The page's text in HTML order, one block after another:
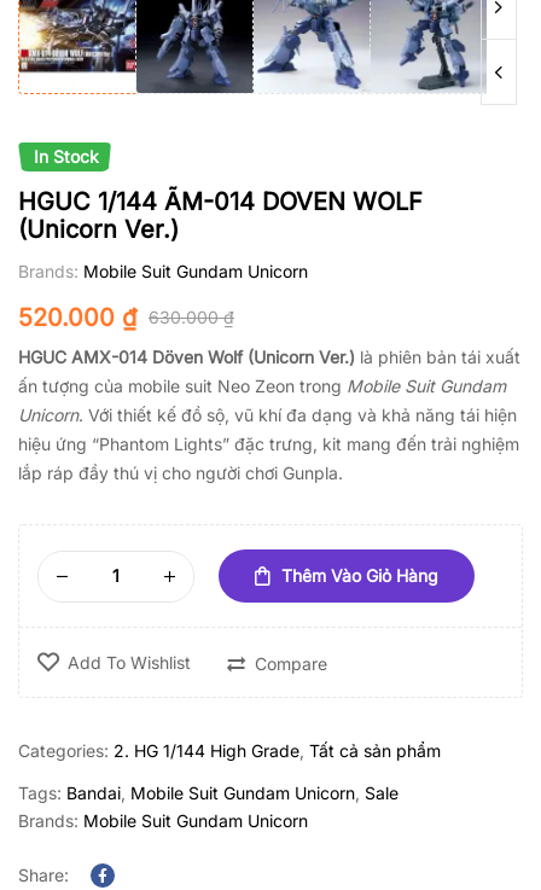
In Stock
HGUC 1/144 ÃM-014 DOVEN WOLF
(Unicorn Ver.)
Brands: Mobile Suit Gundam Unicorn
630.000₫
520.000 ₫
HGUC AMX-014 Döven Wolf (Unicorn Ver.) là phiên bản tái xuất
ấn tượng của mobile suit Neo Zeon trong Mobile Suit Gundam
Unicorn. Với thiết kế đồ sộ, vũ khí đa dạng và khả năng tái hiện
hiệu ứng “Phantom Lights” đặc trưng, kit mang đến trải nghiệm
lắp ráp đầy thú vị cho người chơi Gunpla.
Thêm Vào Giỏ Hàng
Add To Wishlist Compare
Categories: 2. HG 1/144 High Grade, Tất cả sản phẩm
Tags: Bandai, Mobile Suit Gundam Unicorn, Sale
Brands: Mobile Suit Gundam Unicorn
Share: